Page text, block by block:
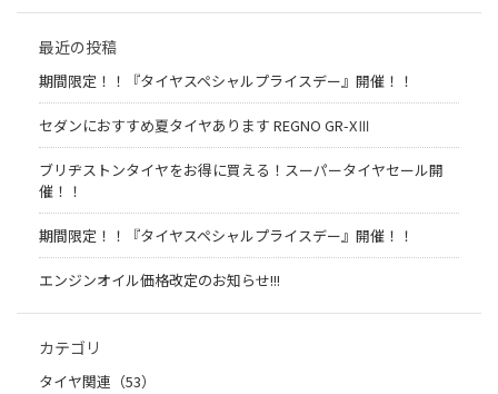
最近の投稿
期間限定！！『タイヤスペシャルプライスデー』開催！！
セダンにおすすめ夏タイヤあります REGNO GR-XⅢ
ブリヂストンタイヤをお得に買える！スーパータイヤセール開
催！！
期間限定！！『タイヤスペシャルプライスデー』開催！！
エンジンオイル価格改定のお知らせ!!!
カテゴリ
タイヤ関連（53）